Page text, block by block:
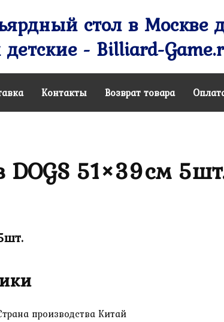
стол в Москве
- Billiard-
Контакты Возврат товара
DOGS 51×39см
производства Китай